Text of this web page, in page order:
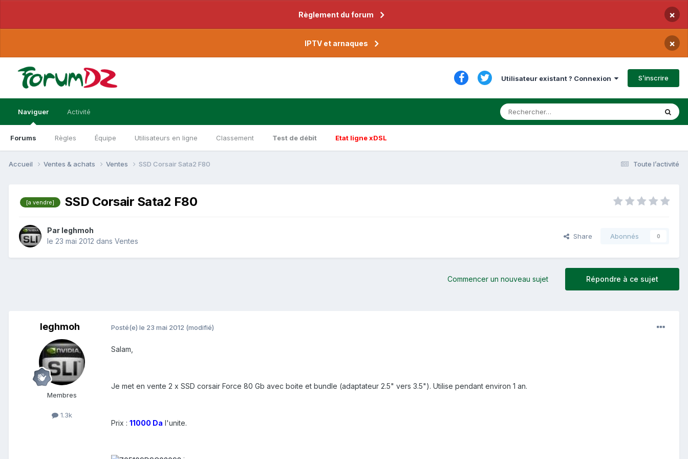
Règlement du forum ×
IPTV et arnaques ×
Utilisateur existant ? Connexion S’inscrire
Naviguer
Forums Règles Équipe Utilisateurs en ligne Classement Test de débit Etat ligne xDSL
Activité
Toute l’activité
Accueil Ventes & achats Ventes SSD Corsair Sata2 F80
[a vendre] SSD Corsair Sata2 F80
Par leghmoh
le 23 mai 2012 dans Ventes
Share Abonnés 0
Répondre à ce sujet
Commencer un nouveau sujet
leghmoh
Membres
1.3k
Posté(e) le 23 mai 2012 (modifié)
Salam,
Je met en vente 2 x SSD corsair Force 80 Gb avec boite et bundle (adaptateur 2.5" vers 3.5"). Utilise pendant environ 1 an.
Prix : 11000 Da l'unite.